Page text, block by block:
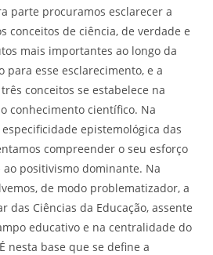
parte procuramos esclarecer a
conceitos de ciência, de verdade e
mais importantes ao longo da
para esse esclarecimento, e a
conceitos se estabelece na
conhecimento científico. Na
epistemológica das
compreender o seu esforço
positivismo dominante. Na
de modo problematizador, a
das Ciências da Educação, assente
educativo e na centralidade do
nesta base que se define a